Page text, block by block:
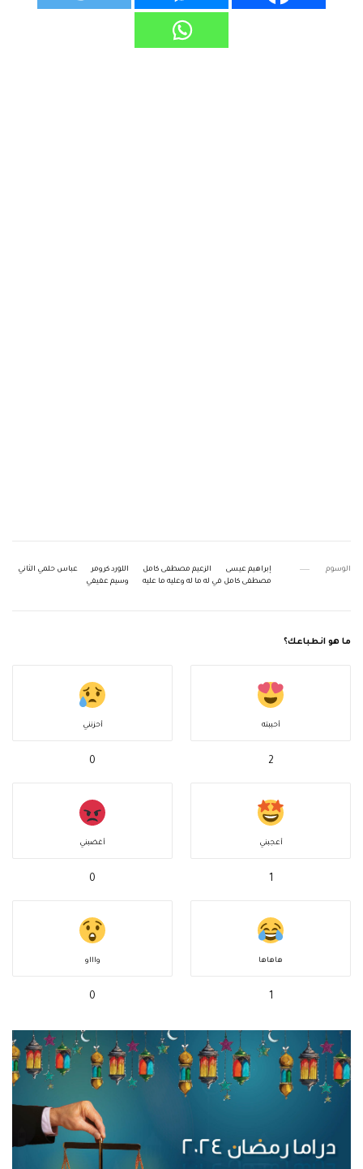
الوسوم إبراهيم عيسى الزعيم مصطفى كامل اللورد كرومر
عباس حلمي الثاني
مصطفى كامل في له ما له وعليه ما عليه
وسيم عفيفي
ما هو انطباعك؟
أحببته
2
أحزنني
0
أعجبني
1
أغضبني
0
هاهاها
1
واااو
0